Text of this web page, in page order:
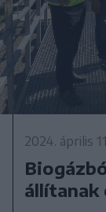
2024. április
állítanak